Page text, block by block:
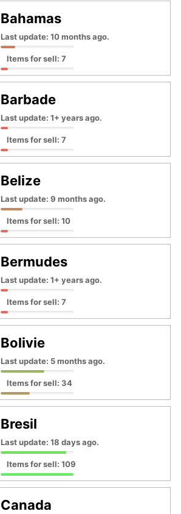
Bahamas
Last update: 10 months ago.
Items for sell: 7
Barbade
Last update: 1+ years ago.
Items for sell: 7
Belize
Last update: 9 months ago.
Items for sell: 10
Bermudes
Last update: 1+ years ago.
Items for sell: 7
Bolivie
Last update: 5 months ago.
Items for sell: 34
Bresil
Last update: 18 days ago.
Items for sell: 109
Canada